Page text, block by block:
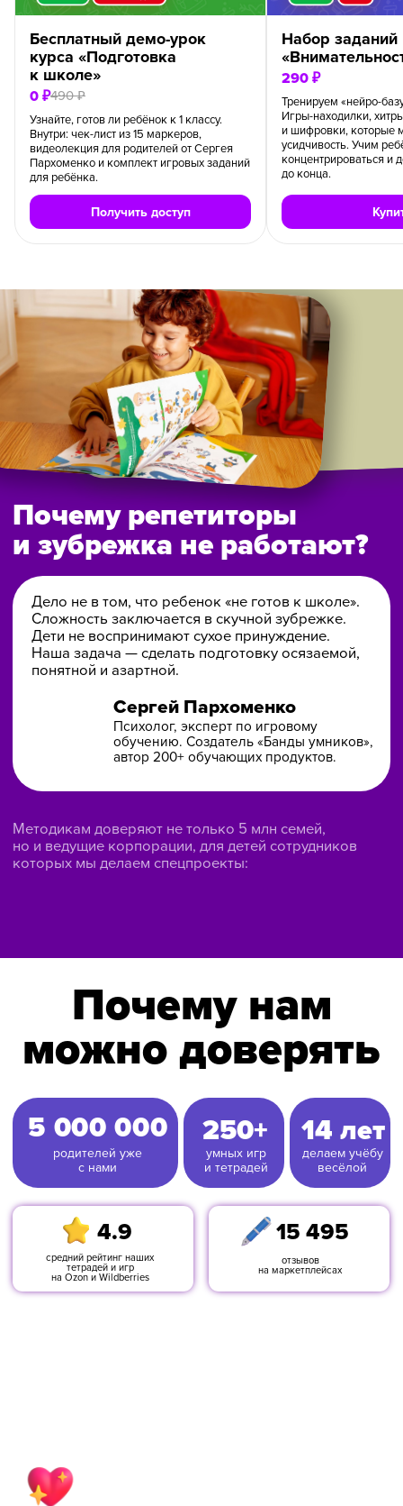
Бесплатный демо-урок
курса «Подготовка
к школе»
0 ₽490 ₽
Узнайте, готов ли ребёнок к 1 классу.
Внутри: чек-лист из 15 маркеров,
видеолекция для родителей от Сергея
Пархоменко и комплект игровых заданий
для ребёнка.
Получить доступ
Набор заданий
290 ₽
Тренируем «нейро-
Игры-находилки,
и шифровки, которые
усидчивость. Учим
концентрироваться и
до конца.
Методикам доверяют не только 5 млн семей,
которых мы делаем спецпроекты:
отзывов
на маркетплейсах
15 495
средний рейтинг наших
4.9
250+ 14 лет
5 000 000
Почему нам
можно доверять